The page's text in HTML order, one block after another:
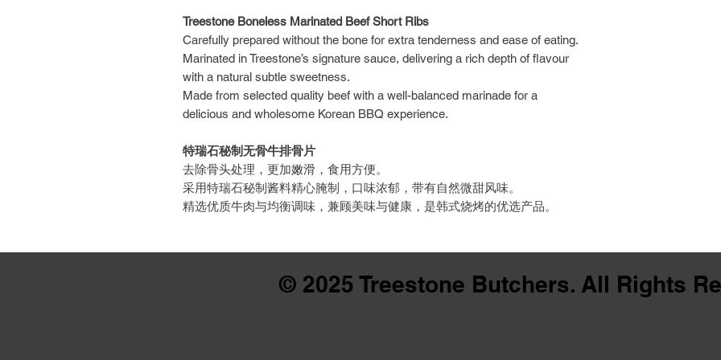
Treestone Boneless Marinated Beef Short Ribs
Carefully prepared without the bone for extra tenderness and ease of eating.
Marinated in Treestone’s signature sauce, delivering a rich depth of flavour
with a natural subtle sweetness.
Made from selected quality beef with a well-balanced marinade for a
delicious and wholesome Korean BBQ experience.
特瑞石秘制无骨牛排骨片
去除骨头处理，更加嫩滑，食用方便。
采用特瑞石秘制酱料精心腌制，口味浓郁，带有自然微甜风味。
精选优质牛肉与均衡调味，兼顾美味与健康，是韩式烧烤的优选产品。
© 2025 Treestone Butchers. All Rights